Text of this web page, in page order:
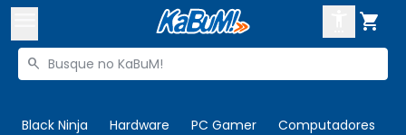

Buscar produtos

Black Ninja Hardware PC Gamer Computadores